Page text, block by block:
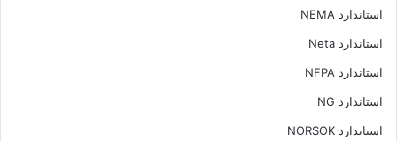
استاندارد NEMA
استاندارد Neta
استاندارد NFPA
استاندارد NG
استاندارد NORSOK